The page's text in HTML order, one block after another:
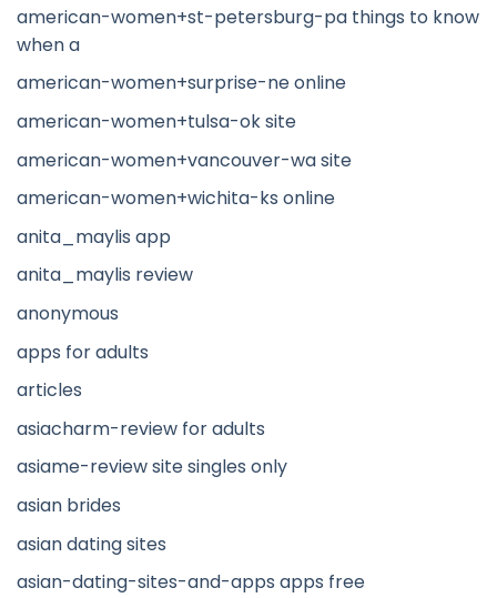
american-women+st-petersburg-pa things to know
when a
american-women+surprise-ne online
american-women+tulsa-ok site
american-women+vancouver-wa site
american-women+wichita-ks online
anita_maylis app
anita_maylis review
anonymous
apps for adults
articles
asiacharm-review for adults
asiame-review site singles only
asian brides
asian dating sites
asian-dating-sites-and-apps apps free